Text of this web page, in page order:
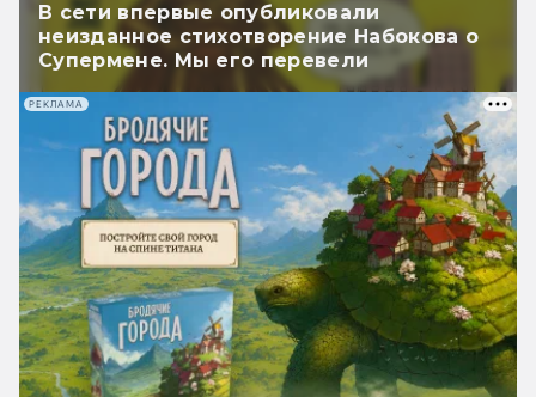
В сети впервые опубликовали
неизданное стихотворение Набокова о
Супермене. Мы его перевели
РЕКЛАМА